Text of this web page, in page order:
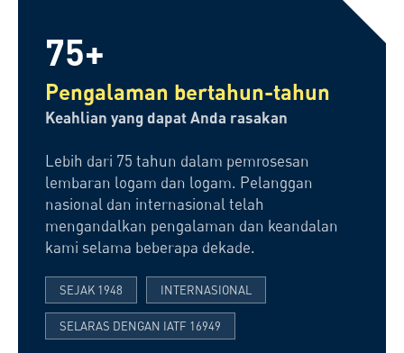
75+
Pengalaman bertahun-tahun
Keahlian yang dapat Anda rasakan
Lebih dari 75 tahun dalam pemrosesan
lembaran logam dan logam. Pelanggan
nasional dan internasional telah
mengandalkan pengalaman dan keandalan
kami selama beberapa dekade.
SEJAK 1948 INTERNASIONAL
SELARAS DENGAN IATF 16949